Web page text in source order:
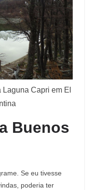
Capri em El
Buenos
Se eu tivesse
poderia ter